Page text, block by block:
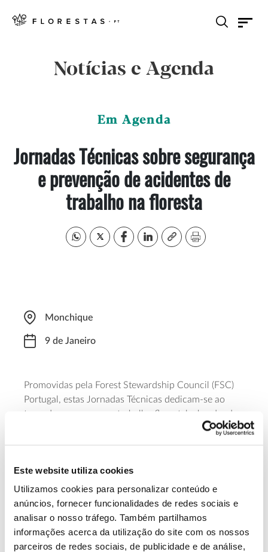
Este website utiliza cookies
Utilizamos cookies para personalizar conteúdo e
anúncios, fornecer funcionalidades de redes sociais e
analisar o nosso tráfego. Também partilhamos
informações acerca da utilização do site com os nossos
parceiros de redes sociais, de publicidade e de análise,
Notícias e Agenda
Em Agenda
Jornadas Técnicas sobre segurança
e prevenção de acidentes de
trabalho na floresta
Monchique
9 de Janeiro
Promovidas pela Forest Stewardship Council (FSC)
Portugal, estas Jornadas Técnicas dedicam-se ao
tema da segurança no trabalho florestal, abordando
fatores de risco e estratégias de prevenção de
acidentes no terreno. A participação é gratuita, mas
sujeita a inscrição obrigatória.
Saiba Mais